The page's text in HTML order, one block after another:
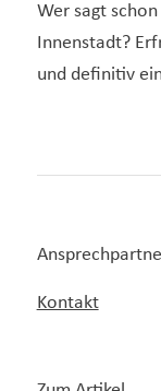
Wer sagt schon
Innenstadt?
und definitiv
Kontakt